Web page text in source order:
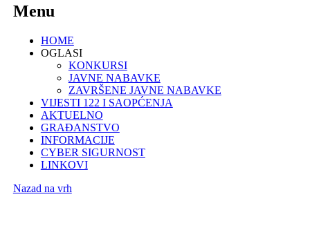
Menu
HOME
OGLASI
KONKURSI
JAVNE NABAVKE
ZAVRŠENE JAVNE NABAVKE
VIJESTI 122 I SAOPĆENJA
AKTUELNO
GRAĐANSTVO
INFORMACIJE
CYBER SIGURNOST
LINKOVI
Nazad na vrh